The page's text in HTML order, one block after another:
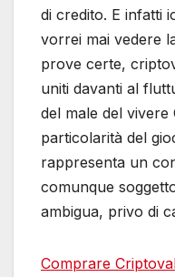
di credito. E infatti
vorrei mai vedere
prove certe,
uniti davanti al
del male del vivere
particolarità del
rappresenta un
comunque
ambigua, privo di
Comprare